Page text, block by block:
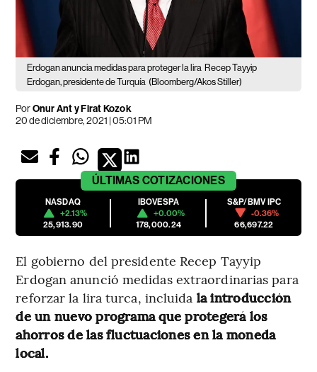
Erdogan anuncia medidas para proteger la lira Recep Tayyip
Erdogan, presidente de Turquía (Bloomberg/Akos Stiller)
PorOnur Ant y Firat Kozok
20 de diciembre, 2021 | 05:01 PM
ÚLTIMAS COTIZACIONES
NASDAQ
+2.13%
25,913.90
IBOVESPA
+0.00%
178,000.24
S&P/BMV IPC
-0.36%
66,697.22
El gobierno del presidente Recep Tayyip
Erdogan anunció medidas extraordinarias para
reforzar la lira turca, incluida la introducción
de un nuevo programa que protegerá los
ahorros de las fluctuaciones en la moneda
local.